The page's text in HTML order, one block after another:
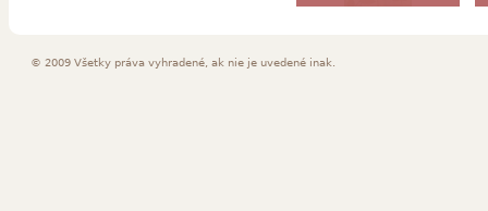
© 2009 Všetky práva vyhradené, ak nie je uvedené inak.